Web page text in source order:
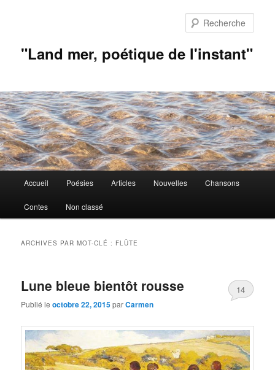
"Land mer, poétique de l'instant"
principal
Accueil Poésies Articles Nouvelles Chansons
Contes Non classé
ARCHIVES PAR MOT-CLÉ : FLÛTE
Lune bleue bientôt rousse
Publié leoctobre 22, 2015parCarmen
14